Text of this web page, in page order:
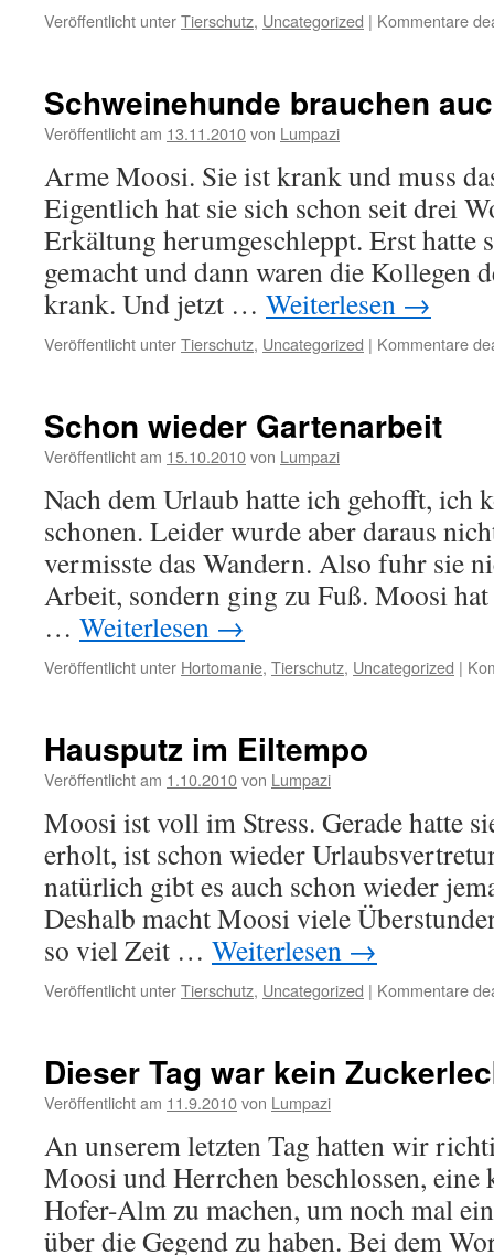
Veröffentlicht unterTierschutz, Uncategorized | Kommentare
Schweinehunde brauchen
Veröffentlicht am 13.11.2010von Lumpazi
Arme Moosi. Sie ist krank und muss
Eigentlich hat sie sich schon seit drei
Erkältung herumgeschleppt. Erst hatte
gemacht und dann waren die Kollegen
krank. Und jetzt … Weiterlesen →
Veröffentlicht unterTierschutz, Uncategorized | Kommentare
Schon wieder Gartenarbeit
Veröffentlicht am 15.10.2010von Lumpazi
Nach dem Urlaub hatte ich gehofft, ich
schonen. Leider wurde aber daraus
vermisste das Wandern. Also fuhr sie
Arbeit, sondern ging zu Fuß. Moosi
… Weiterlesen →
Veröffentlicht unter Hortomanie, Tierschutz, Uncategorized |
Hausputz im Eiltempo
Veröffentlicht am 1.10.2010von Lumpazi
Moosi ist voll im Stress. Gerade hatte
erholt, ist schon wieder
natürlich gibt es auch schon wieder
Deshalb macht Moosi viele
so viel Zeit … Weiterlesen →
Veröffentlicht unterTierschutz, Uncategorized | Kommentare
Dieser Tag war kein
Veröffentlicht am 11.9.2010von Lumpazi
An unserem letzten Tag hatten wir
Moosi und Herrchen beschlossen,
Hofer-Alm zu machen, um noch mal
über die Gegend zu haben. Bei dem